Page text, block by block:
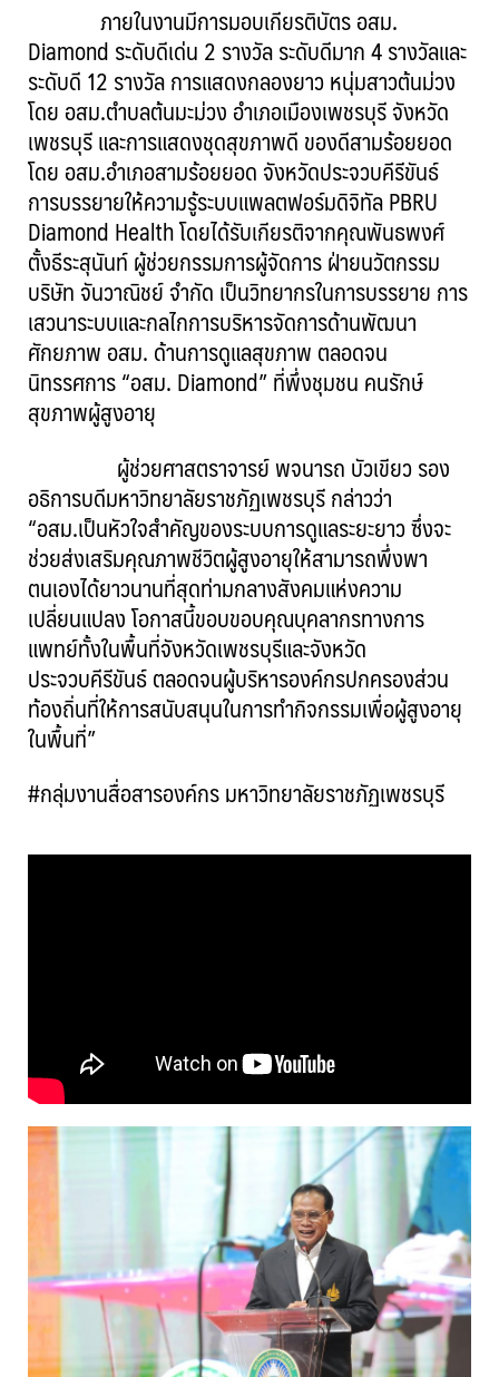
ภายในงานมีการมอบเกียรติบัตร อสม.
Diamond ระดับดีเด่น 2 รางวัล ระดับดีมาก 4 รางวัลและ
ระดับดี 12 รางวัล การแสดงกลองยาว หนุ่มสาวต้นม่วง
โดย อสม.ตำบลต้นมะม่วง อำเภอเมืองเพชรบุรี จังหวัด
เพชรบุรี และการแสดงชุดสุขภาพดี ของดีสามร้อยยอด
โดย อสม.อำเภอสามร้อยยอด จังหวัดประจวบคีรีขันธ์
การบรรยายให้ความรู้ระบบแพลตฟอร์มดิจิทัล PBRU
Diamond Health โดยได้รับเกียรติจากคุณพันธพงศ์
ตั้งธีระสุนันท์ ผู้ช่วยกรรมการผู้จัดการ ฝ่ายนวัตกรรม
บริษัท จันวาณิชย์ จำกัด เป็นวิทยากรในการบรรยาย การ
เสวนาระบบและกลไกการบริหารจัดการด้านพัฒนา
ศักยภาพ อสม. ด้านการดูแลสุขภาพ ตลอดจน
นิทรรศการ “อสม. Diamond” ที่พึ่งชุมชน คนรักษ์
สุขภาพผู้สูงอายุ
ผู้ช่วยศาสตราจารย์ พจนารถ บัวเขียว รอง
อธิการบดีมหาวิทยาลัยราชภัฏเพชรบุรี กล่าวว่า
“อสม.เป็นหัวใจสำคัญของระบบการดูแลระยะยาว ซึ่งจะ
ช่วยส่งเสริมคุณภาพชีวิตผู้สูงอายุให้สามารถพึ่งพา
ตนเองได้ยาวนานที่สุดท่ามกลางสังคมแห่งความ
เปลี่ยนแปลง โอกาสนี้ขอบขอบคุณบุคลากรทางการ
แพทย์ทั้งในพื้นที่จังหวัดเพชรบุรีและจังหวัด
ประจวบคีรีขันธ์ ตลอดจนผู้บริหารองค์กรปกครองส่วน
ท้องถิ่นที่ให้การสนับสนุนในการทำกิจกรรมเพื่อผู้สูงอายุ
ในพื้นที่”
#กลุ่มงานสื่อสารองค์กร มหาวิทยาลัยราชภัฏเพชรบุรี